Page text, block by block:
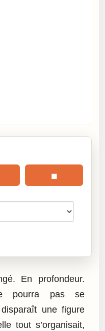
■
En profondeur.
pourra pas se
une figure
tout s’organisait,